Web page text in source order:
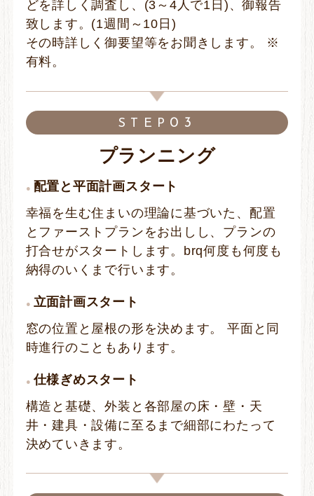
どを詳しく調査し、(3～4人で1日)、御報告
致します。(1週間～10日)
その時詳しく御要望等をお聞きします。 ※
有料。
STEP 03
プランニング
配置と平面計画スタート
幸福を生む住まいの理論に基づいた、配置
とファーストプランをお出しし、プランの
打合せがスタートします。brq何度も何度も
納得のいくまで行います。
立面計画スタート
窓の位置と屋根の形を決めます。 平面と同
時進行のこともあります。
仕様ぎめスタート
構造と基礎、外装と各部屋の床・壁・天
井・建具・設備に至るまで細部にわたって
決めていきます。